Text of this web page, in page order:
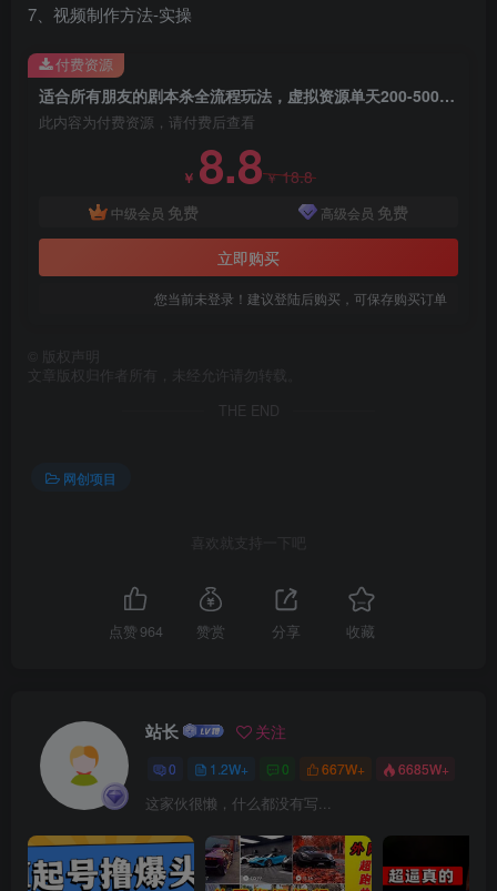
7、视频制作方法-实操
适合所有朋友的剧本杀全流程玩法，虚拟资源单天200-500收溢！
此内容为付费资源，请付费后查看
￥ 8.8￥18.8
中级会员 免费 高级会员 免费
立即购买
您当前未登录！建议登陆后购买，可保存购买订单
付费资源
版权声明
文章版权归作者所有，未经允许请勿转载。
THE END
网创项目
喜欢就支持一下吧
点赞 964 赞赏 分享 收藏
站长 关注
0 1.2W+ 0 667W+ 6685W+
这家伙很懒，什么都没有写...